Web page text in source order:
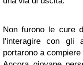
Non furono le cure
l'interagire con gli
portarono a